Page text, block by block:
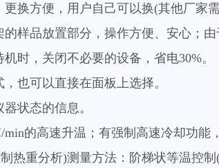
换方便，用户自己可以换(其他厂家
样品放置部分，操作方便、安心；
时，关闭不必要的设备，省电30%。
也可以直接在面板上选择。
状态的信息。
的高速升温；有强制高速冷却功
热重分析)测量方法：阶梯状等温控